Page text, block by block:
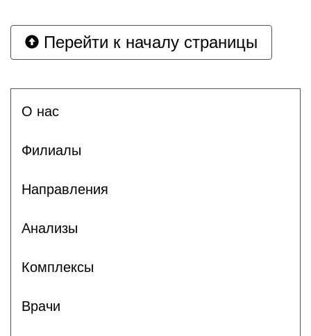
Перейти к началу страницы
О нас
Филиалы
Направления
Анализы
Комплексы
Врачи